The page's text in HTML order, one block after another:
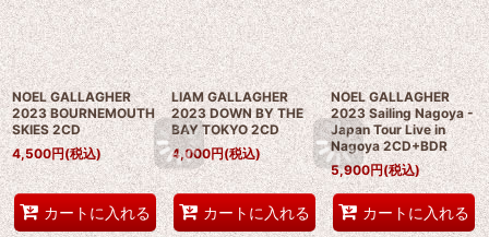
NOEL GALLAGHER
2023 BOURNEMOUTH
SKIES 2CD
4,500円(税込)
カートに入れる
LIAM GALLAGHER
2023 DOWN BY THE
BAY TOKYO 2CD
4,000円(税込)
カートに入れる
NOEL GALLAGHER
2023 Sailing Nagoya -
Japan Tour Live in
Nagoya 2CD+BDR
5,900円(税込)
カートに入れる